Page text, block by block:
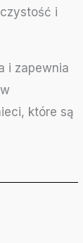
i
i zapewnia
które są